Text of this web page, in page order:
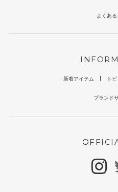
よくあ
新着アイテム ト
ブランド